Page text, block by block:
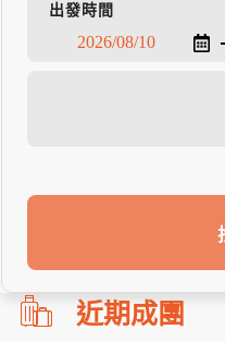
出發時間
刪!!
近期成團